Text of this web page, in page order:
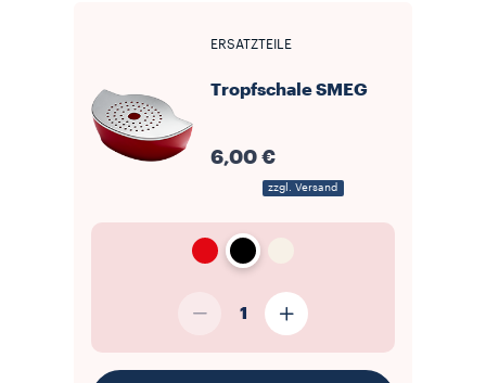
ERSATZTEILE
Tropfschale SMEG
6,00 €
zzgl. Versand
1